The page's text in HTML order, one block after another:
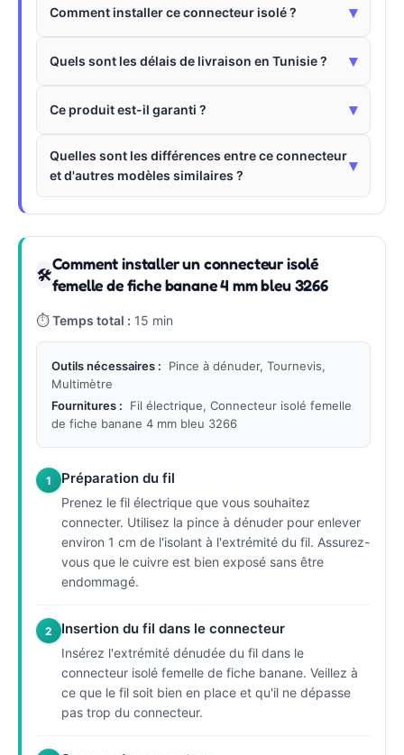
Comment installer ce connecteur isolé ? ▾
Quels sont les délais de livraison en Tunisie ? ▾
Ce produit est-il garanti ? ▾
Quelles sont les différences entre ce connecteur
et d'autres modèles similaires ?
▾
🛠
Comment installer un connecteur isolé
femelle de fiche banane 4 mm bleu 3266
⏱Temps total : 15 min
Outils nécessaires :
Pince à dénuder, Tournevis,
Multimètre
Fournitures :
Fil électrique, Connecteur isolé femelle
de fiche banane 4 mm bleu 3266
1 Préparation du fil
Prenez le fil électrique que vous souhaitez
connecter. Utilisez la pince à dénuder pour enlever
environ 1 cm de l'isolant à l'extrémité du fil. Assurez-
vous que le cuivre est bien exposé sans être
endommagé.
2 Insertion du fil dans le connecteur
Insérez l'extrémité dénudée du fil dans le
connecteur isolé femelle de fiche banane. Veillez à
ce que le fil soit bien en place et qu'il ne dépasse
pas trop du connecteur.